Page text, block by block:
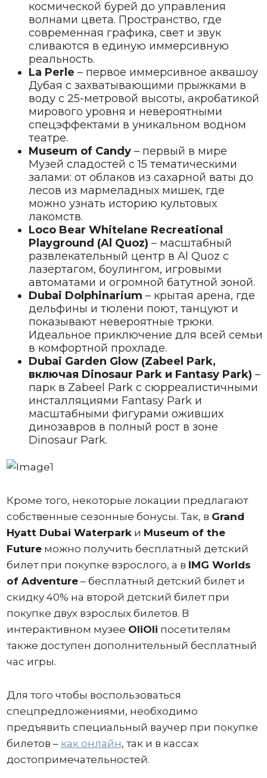
космической бурей до управления
волнами цвета. Пространство, где
современная графика, свет и звук
сливаются в единую иммерсивную
реальность.
La Perle – первое иммерсивное аквашоу
Дубая с захватывающими прыжками в
воду с 25-метровой высоты, акробатикой
мирового уровня и невероятными
спецэффектами в уникальном водном
театре.
Museum of Candy– первый в мире
Музей сладостей с 15 тематическими
залами: от облаков из сахарной ваты до
лесов из мармеладных мишек, где
можно узнать историю культовых
лакомств.
Loco Bear Whitelane Recreational
Playground (Al Quoz) – масштабный
развлекательный центр в Al Quoz с
лазертагом, боулингом, игровыми
автоматами и огромной батутной зоной.
Dubai Dolphinarium – крытая арена, где
дельфины и тюлени поют, танцуют и
показывают невероятные трюки.
Идеальное приключение для всей семьи
в комфортной прохладе.
Dubai Garden Glow (Zabeel Park,
включая Dinosaur Park и Fantasy Park) –
парк в Zabeel Park с сюрреалистичными
инсталляциями Fantasy Park и
масштабными фигурами оживших
динозавров в полный рост в зоне
Dinosaur Park.
Кроме того, некоторые локации предлагают
собственные сезонные бонусы. Так, в Grand
Hyatt Dubai Waterparkи Museum of the
Futureможно получить бесплатный детский
билет при покупке взрослого, а в IMG Worlds
of Adventure– бесплатный детский билет и
скидку 40% на второй детский билет при
покупке двух взрослых билетов. В
интерактивном музее OliOli посетителям
также доступен дополнительный бесплатный
час игры.
Для того чтобы воспользоваться
спецпредложениями, необходимо
предъявить специальный ваучер при покупке
билетов – как онлайн, так и в кассах
достопримечательностей.